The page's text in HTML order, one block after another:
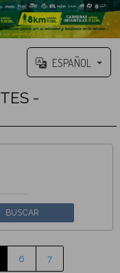
ESPAÑOL
-
6 7